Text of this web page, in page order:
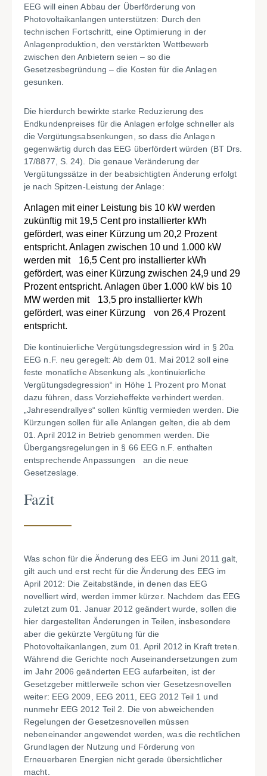
EEG will einen Abbau der Überförderung von
Photovoltaikanlangen unterstützen: Durch den
technischen Fortschritt, eine Optimierung in der
Anlagenproduktion, den verstärkten Wettbewerb
zwischen den Anbietern seien – so die
Gesetzesbegründung – die Kosten für die Anlagen
gesunken.
Die hierdurch bewirkte starke Reduzierung des
Endkundenpreises für die Anlagen erfolge schneller als
die Vergütungsabsenkungen, so dass die Anlagen
gegenwärtig durch das EEG überfördert würden (BT Drs.
17/8877, S. 24). Die genaue Veränderung der
Vergütungssätze in der beabsichtigten Änderung erfolgt
je nach Spitzen-Leistung der Anlage:
Anlagen mit einer Leistung bis 10 kW werden
zukünftig mit 19,5 Cent pro installierter kWh
gefördert, was einer Kürzung um 20,2 Prozent
entspricht. Anlagen zwischen 10 und 1.000 kW
werden mit 16,5 Cent pro installierter kWh
gefördert, was einer Kürzung zwischen 24,9 und 29
Prozent entspricht. Anlagen über 1.000 kW bis 10
MW werden mit 13,5 pro installierter kWh
gefördert, was einer Kürzung von 26,4 Prozent
entspricht.
Die kontinuierliche Vergütungsdegression wird in § 20a
EEG n.F. neu geregelt: Ab dem 01. Mai 2012 soll eine
feste monatliche Absenkung als „kontinuierliche
Vergütungsdegression“ in Höhe 1 Prozent pro Monat
dazu führen, dass Vorzieheffekte verhindert werden.
„Jahresendrallyes“ sollen künftig vermieden werden. Die
Kürzungen sollen für alle Anlangen gelten, die ab dem
01. April 2012 in Betrieb genommen werden. Die
Übergangsregelungen in § 66 EEG n.F. enthalten
entsprechende Anpassungen an die neue
Gesetzeslage.
Fazit
Was schon für die Änderung des EEG im Juni 2011 galt,
gilt auch und erst recht für die Änderung des EEG im
April 2012: Die Zeitabstände, in denen das EEG
novelliert wird, werden immer kürzer. Nachdem das EEG
zuletzt zum 01. Januar 2012 geändert wurde, sollen die
hier dargestellten Änderungen in Teilen, insbesondere
aber die gekürzte Vergütung für die
Photovoltaikanlangen, zum 01. April 2012 in Kraft treten.
Während die Gerichte noch Auseinandersetzungen zum
im Jahr 2006 geänderten EEG aufarbeiten, ist der
Gesetzgeber mittlerweile schon vier Gesetzesnovellen
weiter: EEG 2009, EEG 2011, EEG 2012 Teil 1 und
nunmehr EEG 2012 Teil 2. Die von abweichenden
Regelungen der Gesetzesnovellen müssen
nebeneinander angewendet werden, was die rechtlichen
Grundlagen der Nutzung und Förderung von
Erneuerbaren Energien nicht gerade übersichtlicher
macht.